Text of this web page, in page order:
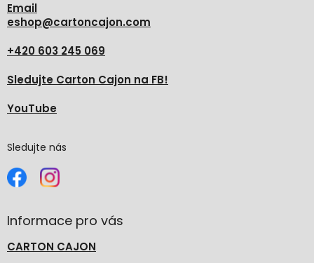
Email
eshop@cartoncajon.com
+420 603 245 069
Sledujte Carton Cajon na FB!
YouTube
Sledujte nás
Informace pro vás
CARTON CAJON